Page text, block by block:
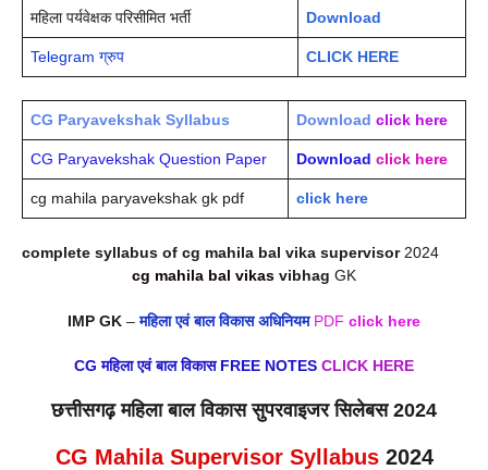
महिला पर्यवेक्षक परिसीमित भर्ती Download
Telegram ग्रुप CLICK HERE
CG Paryavekshak Syllabus Download click here
CG Paryavekshak Question Paper Download click here
cg mahila paryavekshak gk pdf click here
complete syllabus of cg mahila bal vika supervisor 2024
cg mahila bal vikas vibhag GK
IMP GK –महिला एवं बाल विकास अधिनियम PDF click here
CG महिला एवं बाल विकास FREE NOTES CLICK HERE
छत्तीसगढ़ महिला बाल विकास सुपरवाइजर सिलेबस 2024
CG Mahila Supervisor Syllabus 2024